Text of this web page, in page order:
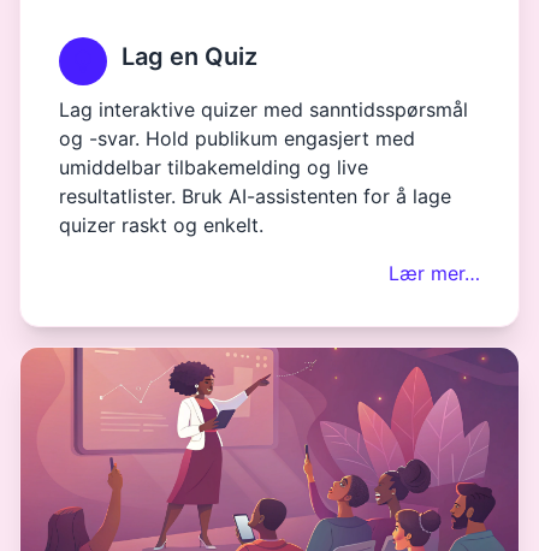
Lag en Quiz
Lag interaktive quizer med sanntidsspørsmål
og -svar. Hold publikum engasjert med
umiddelbar tilbakemelding og live
resultatlister. Bruk AI-assistenten for å lage
quizer raskt og enkelt.
Lær mer…